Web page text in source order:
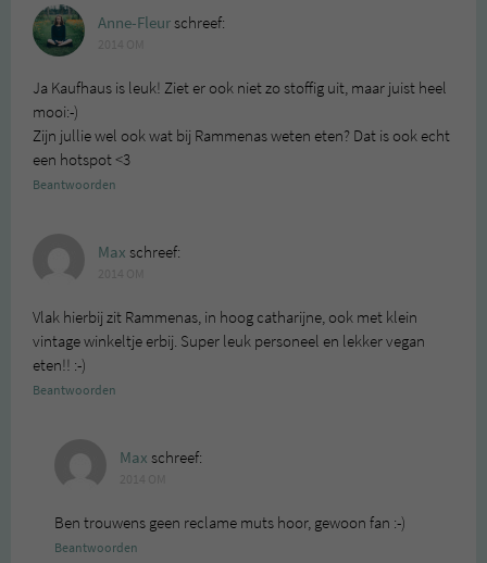
Anne-Fleurschreef:
Ja Kaufhaus is leuk! Ziet er ook niet zo stoffig uit, maar juist heel
mooi:-)
Zijn jullie wel ook wat bij Rammenas weten eten? Dat is ook echt
een hotspot <3
Beantwoorden
Max schreef:
Vlak hierbij zit Rammenas, in hoog catharijne, ook met klein
vintage winkeltje erbij. Super leuk personeel en lekker vegan
eten!! :-)
Beantwoorden
Max schreef:
Ben trouwens geen reclame muts hoor, gewoon fan :-)
Beantwoorden